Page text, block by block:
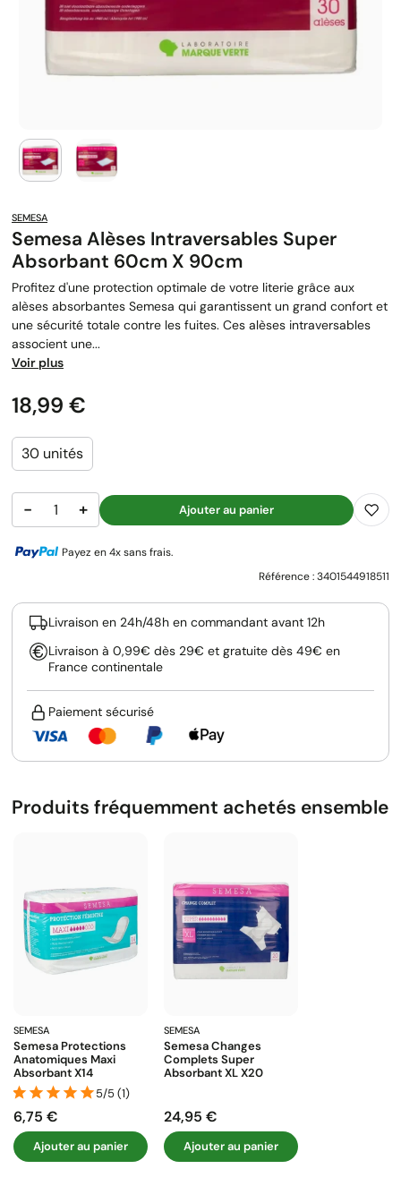
SEMESA
Semesa Alèses Intraversables Super
Absorbant 60cm X 90cm
Profitez d'une protection optimale de votre literie grâce aux
alèses absorbantes Semesa qui garantissent un grand confort et
une sécurité totale contre les fuites. Ces alèses intraversables
associent une...
Voir plus
Prix
18,99 €
30 unités
− + Ajouter au panier
Payez en 4x sans frais.
Référence :3401544918511
Livraison en 24h/48h en commandant avant 12h
Livraison à 0,99€ dès 29€ et gratuite dès 49€ en
France continentale
Paiement sécurisé
Produits fréquemment achetés ensemble
SEMESA
Semesa Protections
Anatomiques Maxi
Absorbant X14
5/5 (1)
Prix
6,75 €
Ajouter au panier
SEMESA
Semesa Changes
Complets Super
Absorbant XL X20
Prix
24,95 €
Ajouter au panier